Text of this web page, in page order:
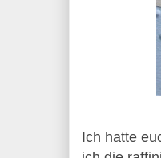
Ich hatte